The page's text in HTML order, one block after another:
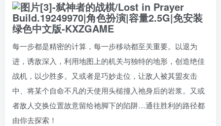
每一步都是精密的计算，每一步移动都至关重要。以退为
进，诱敌深入，利用地图上的机关与独特的地形，创造绝佳
战机，以少胜多。又或者是巧妙走位，让敌人被其盟友击
中、将某个自命不凡的天使用头槌撞入祂身后的岩浆。又或
者敌人交换位置故意留给祂脚下的陷阱…通往胜利的路径都
由你去探索！